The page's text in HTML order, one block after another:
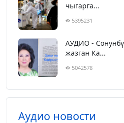
чыгарга...
5395231
АУДИО -
жазган Ка...
5042578
Аудио новости